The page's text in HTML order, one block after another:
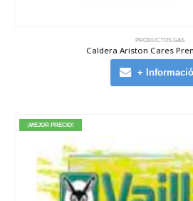
PRODUCTOS GAS
Caldera Ariston Cares
+
¡MEJOR PRECIO!